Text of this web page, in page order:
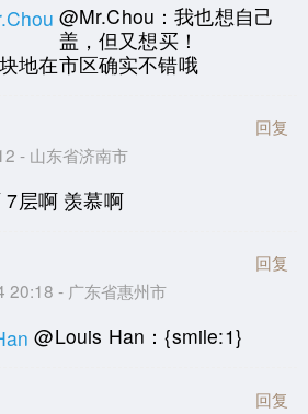
@Mr.Chou：我也想自己
盖，但又想买！
地在市区确实不错哦
- 山东省济南市
回复
7层啊 羡慕啊
20:18 - 广东省惠州市
回复
@Louis Han：{smile:1}
回复